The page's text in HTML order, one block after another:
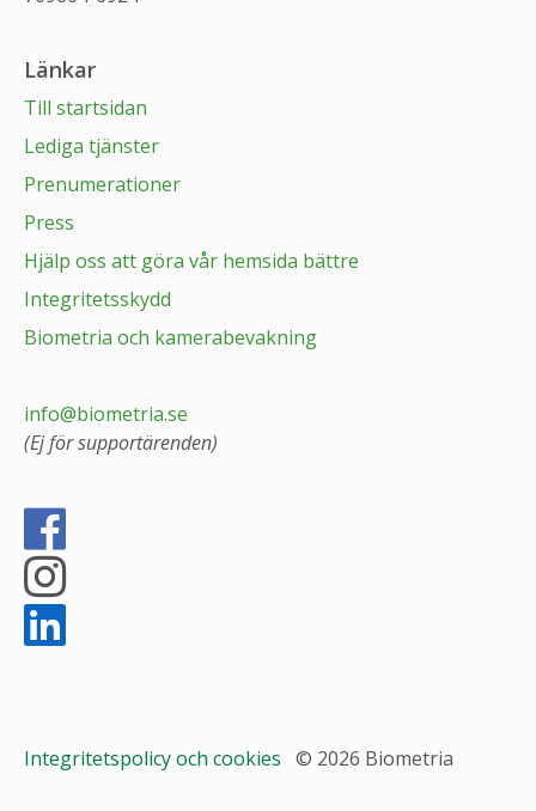
Länkar
Till startsidan
Lediga tjänster
Prenumerationer
Press
Hjälp oss att göra vår hemsida bättre
Integritetsskydd
Biometria och kamerabevakning
info@biometria.se
(Ej för supportärenden)
Integritetspolicy och cookies © 2026 Biometria